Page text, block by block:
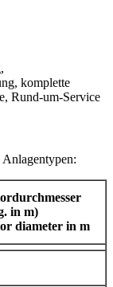
komplette
Rund-um-Service
in m)
diameter in m